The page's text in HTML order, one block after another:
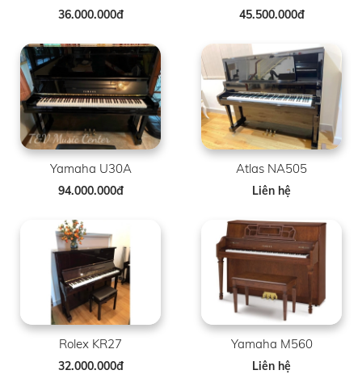
36.000.000đ 45.500.000đ
Yamaha U30A
94.000.000đ
Atlas NA505
Liên hệ
Rolex KR27
32.000.000đ
Yamaha M560
Liên hệ